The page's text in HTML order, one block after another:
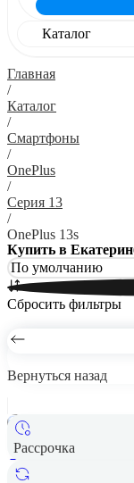
Каталог
Главная
/
Каталог
/
Смартфоны
/
OnePlus
/
Серия 13
/
OnePlus 13s
Купить в
Сбросить фильтры
Вернуться назад
Рассрочка
Смартфон OnePlus